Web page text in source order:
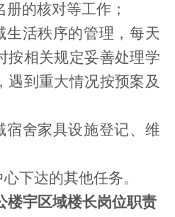
的核对等工作；
生活秩序的管理，每天
按相关规定妥善处理学
遇到重大情况按预案及
宿舍家具设施登记、维
下达的其他任务。
楼宇区域楼长岗位职责